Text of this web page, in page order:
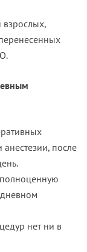
взрослых,
после
нет ни в